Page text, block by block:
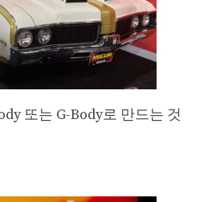
또는 G-Body로 만드는 것